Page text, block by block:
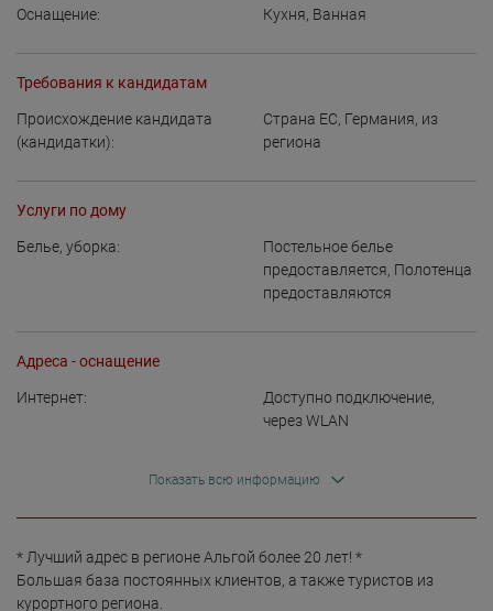
Оснащение: Кухня, Ванная
Требования к кандидатам
Происхождение кандидата
(кандидатки):
Страна ЕС, Германия, из
региона
Услуги по дому
Белье, уборка:
Постельное белье
предоставляется, Полотенца
предоставляются
Адреса - оснащение
Интернет: Доступно подключение,
через WLAN
Показать всю информацию
* Лучший адрес в регионе Альгой более 20 лет! *
Большая база постоянных клиентов, а также туристов из
курортного региона.